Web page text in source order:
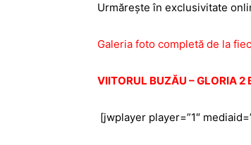
Urmăreşte în exclusivitate
Galeria foto completă de la
VIITORUL BUZĂU – GLORIA 2
[jwplayer player=”1″